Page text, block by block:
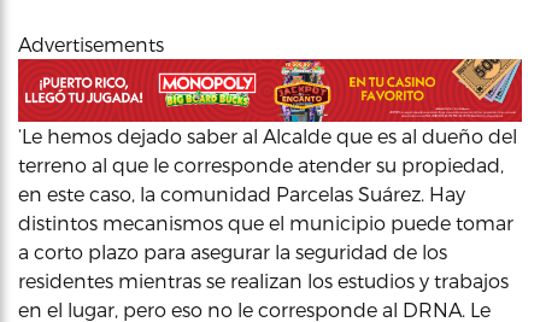
Advertisements
‘Le hemos dejado saber al Alcalde que es al dueño del
terreno al que le corresponde atender su propiedad,
en este caso, la comunidad Parcelas Suárez. Hay
distintos mecanismos que el municipio puede tomar
a corto plazo para asegurar la seguridad de los
residentes mientras se realizan los estudios y trabajos
en el lugar, pero eso no le corresponde al DRNA. Le